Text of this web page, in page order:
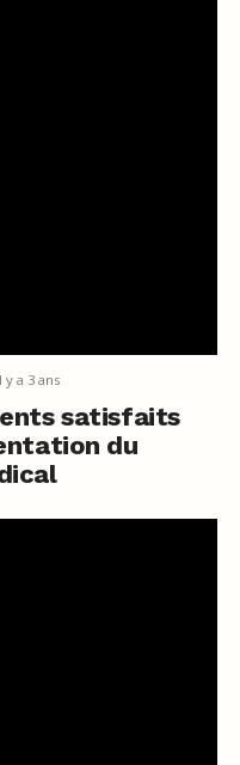
y a 3 ans
satisfaits
du